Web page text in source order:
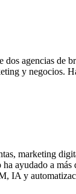
agencias
y negocios.
marketing
ayudado a
y